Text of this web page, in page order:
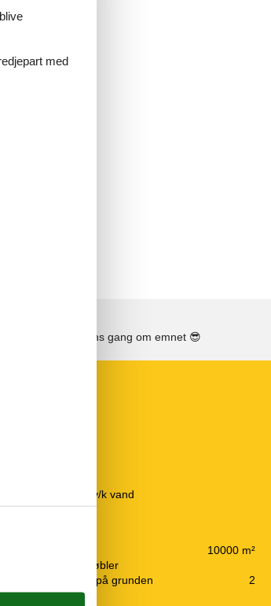
Se solens gang om emnet 😎
Køkkenet har v/k vand
Køleskab
10000 m²
Fælles havemøbler
Gratis p-plads på grunden
2
med